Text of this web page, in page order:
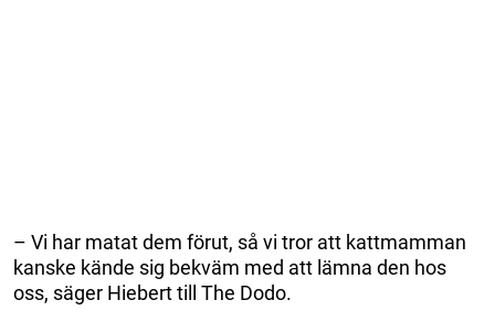
– Vi har matat dem förut, så vi tror att kattmamman
kanske kände sig bekväm med att lämna den hos
oss, säger Hiebert till The Dodo.